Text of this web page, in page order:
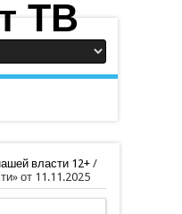
власти 12+/
от 11.11.2025